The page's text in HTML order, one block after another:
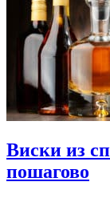
Виски из
пошагово